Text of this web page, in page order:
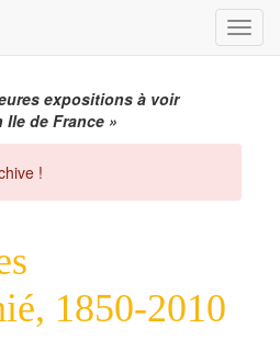
Menu
expositions à voir
de France »
!
1850-2010